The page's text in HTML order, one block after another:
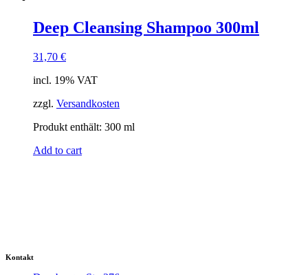
Deep Cleansing Shampoo 300ml
31,70 €
incl. 19% VAT
zzgl. Versandkosten
Produkt enthält: 300 ml
Add to cart
Kontakt